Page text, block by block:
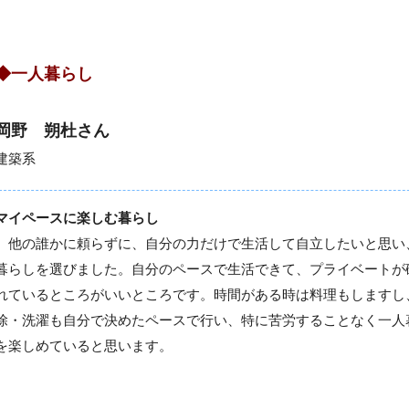
一人暮らし
野 朔杜さん
築系
イペースに楽しむ暮らし
の誰かに頼らずに、自分の力だけで生活して自立したいと思い
らしを選びました。自分のペースで生活できて、プライベートが
ているところがいいところです。時間がある時は料理もしますし
・洗濯も自分で決めたペースで行い、特に苦労することなく一人
楽しめていると思います。